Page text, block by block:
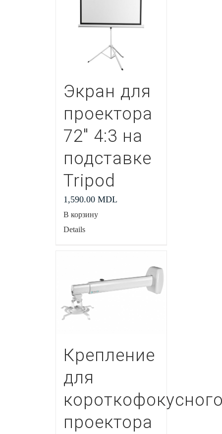
Экран для
проектора
72″ 4:3 на
подставке
Tripod
1,590.00 MDL
В корзину
Details
Крепление
для
проектора